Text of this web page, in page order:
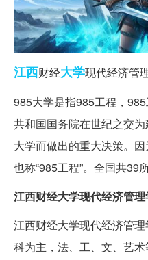
江西财经大学现代经济管
985大学是指985工程，
共和国国务院在世纪之交
大学而做出的重大决策。
也称“985工程”。全国共39所
江西财经大学现代经济管理
江西财经大学现代经济管
科为主，法、工、文、艺术